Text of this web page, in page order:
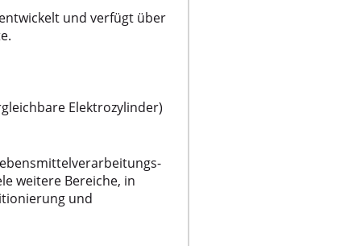
und verfügt über
Elektrozylinder)
weitere Bereiche, in
und